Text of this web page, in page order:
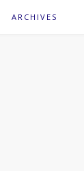
ARCHIVES